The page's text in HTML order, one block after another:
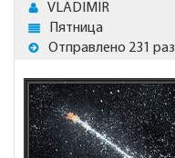
VLADIMIR
Пятница
Отправлено 231 раз